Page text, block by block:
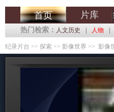
首页 片库
热门检索： 人文历史 人物
纪录片台 >> 探索 >> 影像世界 >> 影像